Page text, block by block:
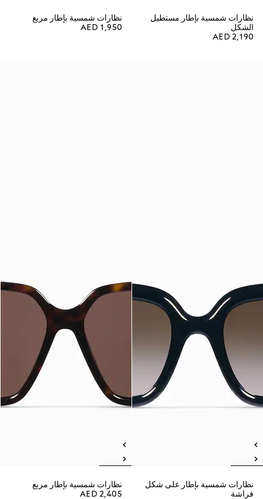
نظارات شمسية بإطار مستطيل
الشكل
AED 2,190
نظارات شمسية بإطار مربع
AED 1,950
نظارات شمسية بإطار على شكل
فراشة
نظارات شمسية بإطار مربع
AED 2,405